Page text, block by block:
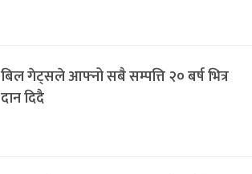
बिल गेट्सले आफ्नो सबै सम्पत्ति २० बर्ष भित्र
दान दिदै